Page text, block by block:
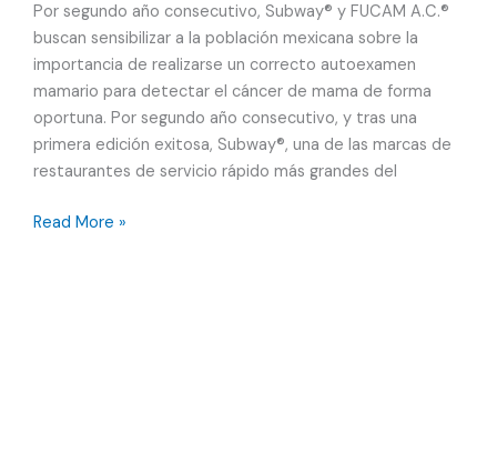
economía
cultura
mexicana
Por segundo año consecutivo, Subway® y FUCAM A.C.®
buscan sensibilizar a la población mexicana sobre la
importancia de realizarse un correcto autoexamen
mamario para detectar el cáncer de mama de forma
oportuna. Por segundo año consecutivo, y tras una
primera edición exitosa, Subway®, una de las marcas de
restaurantes de servicio rápido más grandes del
Subway®
Read More »